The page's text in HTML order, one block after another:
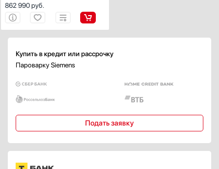
862 990руб.
Купить в кредит или рассрочку
Пароварку Siemens
Подать заявку